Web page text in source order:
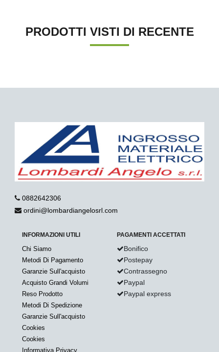
PRODOTTI VISTI DI RECENTE
0882642306
ordini@lombardiangelosrl.com
INFORMAZIONI UTILI
Chi Siamo
Metodi Di Pagamento
Garanzie Sull'acquisto
Acquisto Grandi Volumi
Reso Prodotto
Metodi Di Spedizione
Garanzie Sull'acquisto
Cookies
Cookies
Informativa Privacy
PAGAMENTI ACCETTATI
Bonifico
Postepay
Contrassegno
Paypal
Paypal express